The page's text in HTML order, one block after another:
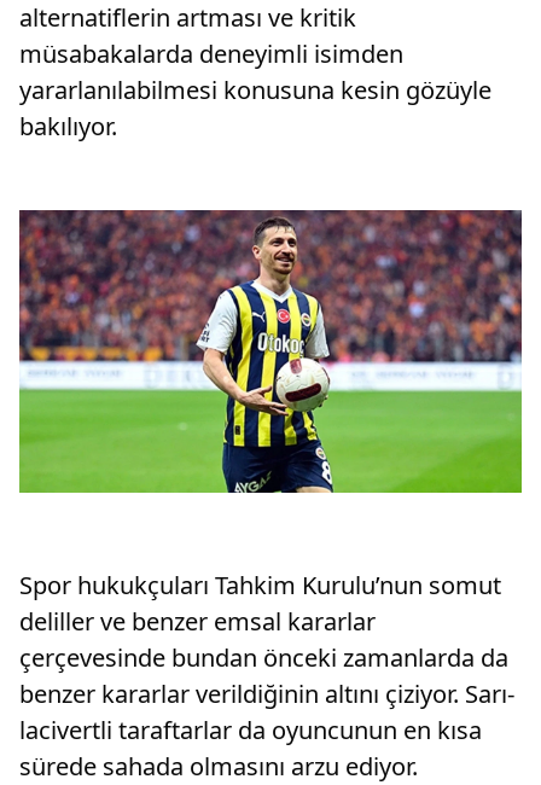
alternatiflerin artması ve kritik
müsabakalarda deneyimli isimden
yararlanılabilmesi konusuna kesin gözüyle
bakılıyor.
Spor hukukçuları Tahkim Kurulu’nun somut
deliller ve benzer emsal kararlar
çerçevesinde bundan önceki zamanlarda da
benzer kararlar verildiğinin altını çiziyor. Sarı-
lacivertli taraftarlar da oyuncunun en kısa
sürede sahada olmasını arzu ediyor.